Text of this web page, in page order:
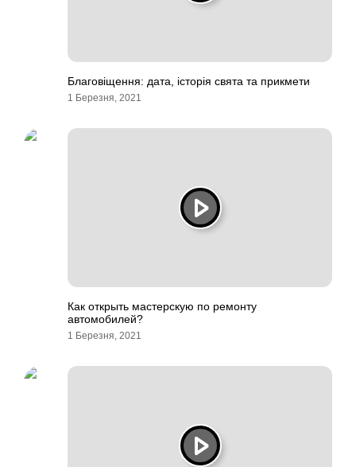
Благовіщення: дата, історія свята та прикмети
1 Березня, 2021
Как открыть мастерскую по ремонту
автомобилей?
1 Березня, 2021